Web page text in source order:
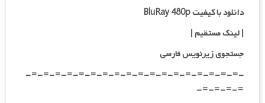
دانلود با کیفیت BluRay 480p
| لینک مستقیم|
جستجوی زیرنویس فارسی
-=-=-=-=-=-=-=-=-=-=-=-=-=-=-=-=-=-=-
=-=-=-=-